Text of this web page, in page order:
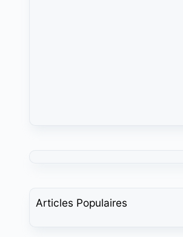
Articles Populaires